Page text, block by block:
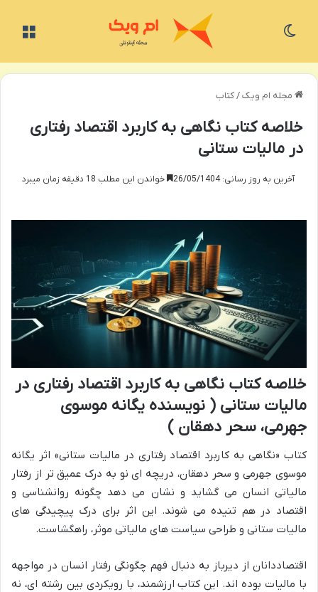
مجله ام ویک/کتاب
خلاصه کتاب نگاهی به کاربرد اقتصاد رفتاری
در مالیات ستانی
آخرین به روز رسانی: 26/05/1404 خواندن این مطلب 18 دقیقه زمان میبرد
خلاصه کتاب نگاهی به کاربرد اقتصاد رفتاری در
مالیات ستانی ( نویسنده یگانه موسوی
جهرمی، سحر دهقان )
کتاب «نگاهی به کاربرد اقتصاد رفتاری در مالیات ستانی» اثر یگانه
موسوی جهرمی و سحر دهقان، دریچه ای نو به درک عمیق تر از رفتار
مالیاتی انسان می گشاید و نشان می دهد چگونه روانشناسی و
اقتصاد در هم تنیده می شوند. این اثر برای درک پیچیدگی های
مالیات ستانی و طراحی سیاست های مالیاتی موثر، راهگشاست.
اقتصاددانان از دیرباز به دنبال فهم چگونگی رفتار انسان در مواجهه
با مالیات بوده اند. این کتاب ارزشمند، با رویکردی بین رشته ای، نه